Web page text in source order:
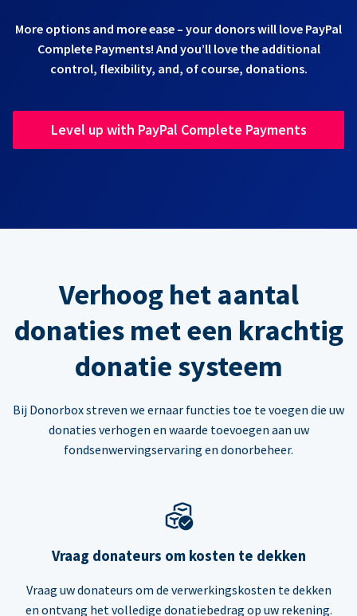
More options and more ease – your donors will love PayPal
Complete Payments! And you’ll love the additional
control, flexibility, and, of course, donations.
Level up with PayPal Complete Payments
Verhoog het aantal
donaties met een krachtig
donatie systeem
Bij Donorbox streven we ernaar functies toe te voegen die uw
donaties verhogen en waarde toevoegen aan uw
fondsenwervingservaring en donorbeheer.
Vraag donateurs om kosten te dekken
Vraag uw donateurs om de verwerkingskosten te dekken
en ontvang het volledige donatiebedrag op uw rekening.